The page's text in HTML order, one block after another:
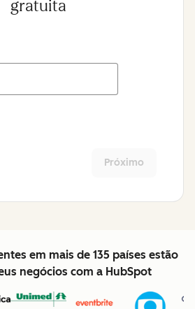
gratuita
Próximo
em mais de 135 países estão
negócios com a HubSpot